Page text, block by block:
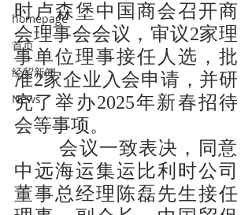
homepage
首页
经贸新闻
News
时卢森堡中国商会召开商
会理事会会议，审议2家理
事单位理事接任人选，批
准2家企业入会申请，并研
究了举办2025年新春招待
会等事项。
        会议一致表决，同意
中远海运集运比利时公司
董事总经理陈磊先生接任